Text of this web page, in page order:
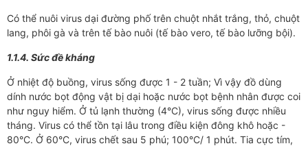
Có thể nuôi virus dại đường phố trên chuột nhắt trắng, thỏ, chuột
lang, phôi gà và trên tế bào nuôi (tế bào vero, tế bào lưỡng bội).
1.1.4. Sức đề kháng
Ở nhiệt độ buồng, virus sống được 1 - 2 tuần; Vì vậy đồ dùng
dính nước bọt động vật bị dại hoặc nước bọt bệnh nhân được coi
như nguy hiểm. Ở tủ lạnh thường (4°C), virus sống được nhiều
tháng. Virus có thể tồn tại lâu trong điều kiện đông khô hoặc -
80°C. Ở 60°C, virus chết sau 5 phú; 100°C/ 1 phút. Tia cực tím,